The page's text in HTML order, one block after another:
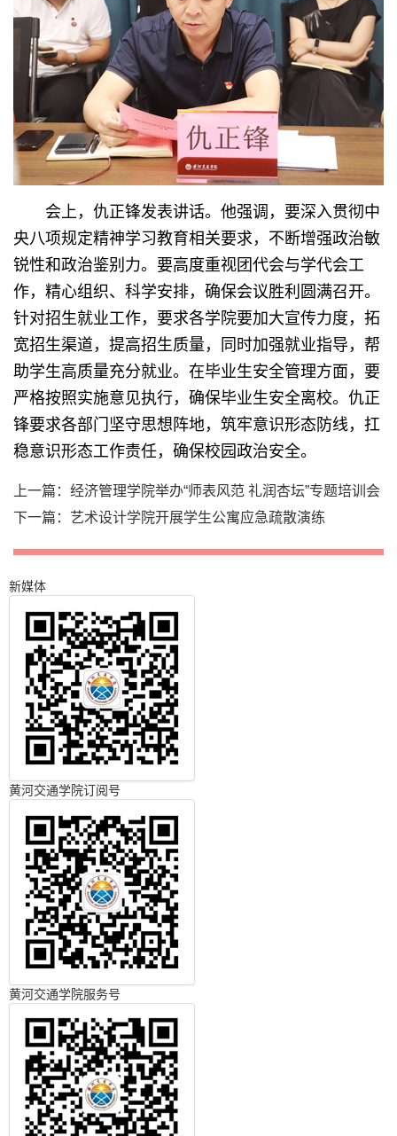
会上，仇正锋发表讲话。他强调，要深入贯彻中
央八项规定精神学习教育相关要求，不断增强政治敏
锐性和政治鉴别力。要高度重视团代会与学代会工
作，精心组织、科学安排，确保会议胜利圆满召开。
针对招生就业工作，要求各学院要加大宣传力度，拓
宽招生渠道，提高招生质量，同时加强就业指导，帮
助学生高质量充分就业。在毕业生安全管理方面，要
严格按照实施意见执行，确保毕业生安全离校。仇正
锋要求各部门坚守思想阵地，筑牢意识形态防线，扛
稳意识形态工作责任，确保校园政治安全。
上一篇： 经济管理学院举办“师表风范 礼润杏坛”专题培训会
下一篇： 艺术设计学院开展学生公寓应急疏散演练
新媒体
黄河交通学院订阅号
黄河交通学院服务号